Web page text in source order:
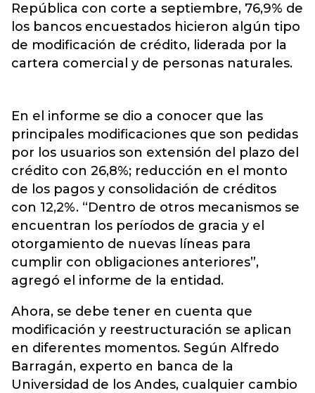
República con corte a septiembre, 76,9% de
los bancos encuestados hicieron algún tipo
de modificación de crédito, liderada por la
cartera comercial y de personas naturales.
En el informe se dio a conocer que las
principales modificaciones que son pedidas
por los usuarios son extensión del plazo del
crédito con 26,8%; reducción en el monto
de los pagos y consolidación de créditos
con 12,2%. “Dentro de otros mecanismos se
encuentran los períodos de gracia y el
otorgamiento de nuevas líneas para
cumplir con obligaciones anteriores”,
agregó el informe de la entidad.
Ahora, se debe tener en cuenta que
modificación y reestructuración se aplican
en diferentes momentos. Según Alfredo
Barragán, experto en banca de la
Universidad de los Andes, cualquier cambio